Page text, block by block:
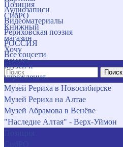
Позиция
СибРО
Книжный
магазин
Хочу
помочь
Поиск
Аудиозаписи
Видеоматериалы
Рериховская поэзия
РОССИЯ
Все соцсети
Музеи и
учреждения
Музей Рериха в Новосибирске
Музей Рериха на Алтае
Музей Абрамова в Венёве
"Наследие Алтая" - Верх-Уймон